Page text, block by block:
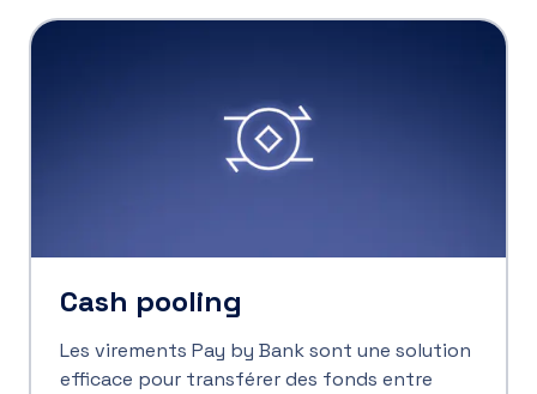
Cash pooling
Les virements Pay by Bank sont une solution
efficace pour transférer des fonds entre